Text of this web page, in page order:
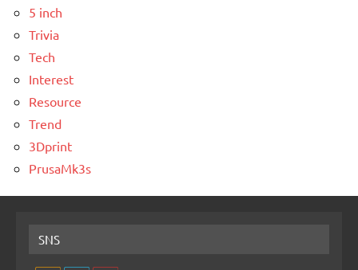
5 inch
Trivia
Tech
Interest
Resource
Trend
3Dprint
PrusaMk3s
SNS